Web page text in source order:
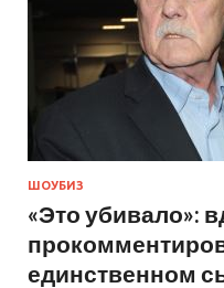
ШОУБИЗ
«Это убивало»:
единственном